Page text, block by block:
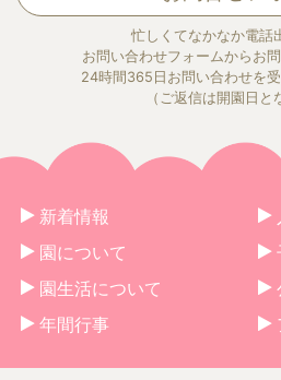
忙しくてなかなか電話
お問い合わせフォームからお
24時間365日お問い合わせを受
（ご返信は開園日と
新着情報
園について
園生活について
年間行事